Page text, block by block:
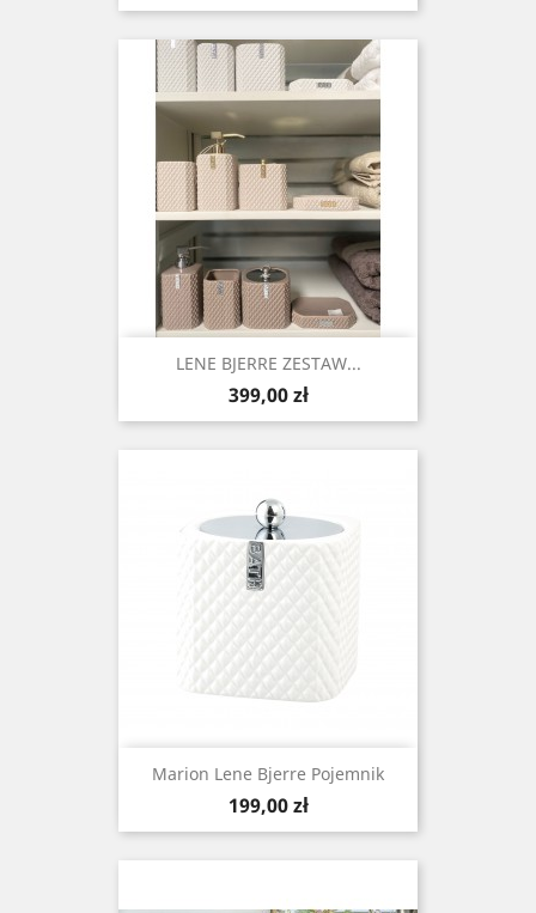
LENE BJERRE ZESTAW...
Cena
399,00 zł
Marion Lene Bjerre Pojemnik
Cena
199,00 zł